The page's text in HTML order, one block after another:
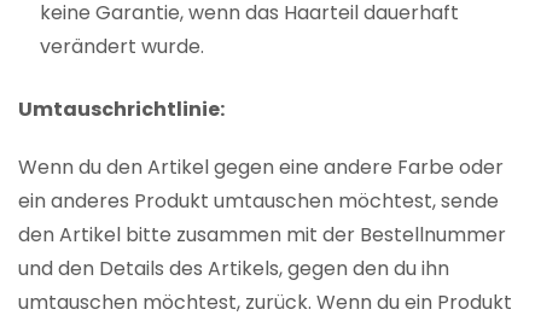
keine Garantie, wenn das Haarteil dauerhaft
verändert wurde.
Umtauschrichtlinie:
Wenn du den Artikel gegen eine andere Farbe oder
ein anderes Produkt umtauschen möchtest, sende
den Artikel bitte zusammen mit der Bestellnummer
und den Details des Artikels, gegen den du ihn
umtauschen möchtest, zurück. Wenn du ein Produkt